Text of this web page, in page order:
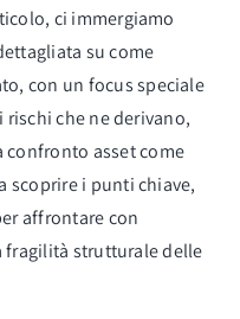
ci immergiamo
su come
con un focus speciale
che ne derivano,
asset come
scoprire i punti chiave,
affrontare con
fragilità strutturale delle